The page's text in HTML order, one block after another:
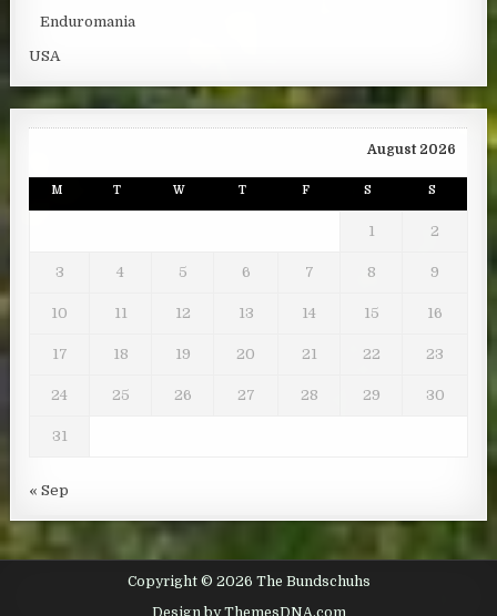
Enduromania
USA
August 2026
M T W T F S S
1 2
3 4 5 6 7 8 9
10 11 12 13 14 15 16
17 18 19 20 21 22 23
24 25 26 27 28 29 30
31
« Sep
Copyright © 2026 The Bundschuhs
Design by ThemesDNA.com